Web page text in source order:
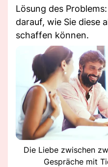
Lösung des
darauf, wie Sie diese
schaffen können.
Die Liebe zwischen
Gespräche mit